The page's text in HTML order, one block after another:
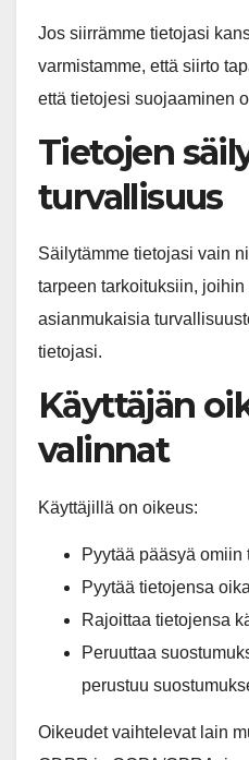
Jos siirrämme tietojasi
varmistamme, että siirto
että tietojesi suojaaminen
Tietojen
turvallisuus
Säilytämme tietojasi vain
tarpeen tarkoituksiin,
asianmukaisia
tietojasi.
Käyttäjän
valinnat
Käyttäjillä on oikeus:
Pyytää pääsyä omiin
Pyytää tietojensa
Rajoittaa tietojensa
Peruuttaa
perustuu
Oikeudet vaihtelevat lain